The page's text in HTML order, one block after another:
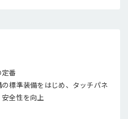
番
の標準装備をはじめ、タッチパネ
全性を向上